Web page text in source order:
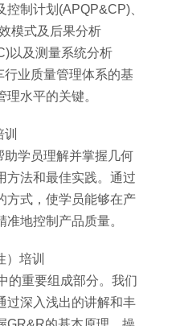
制计划(APQP&CP)、
模式及后果分析
以及测量系统分析
业质量管理体系的基
水平的关键。
学员理解并掌握几何
方法和最佳实践。通过
方式，使学员能够在产
地控制产品质量。
）培训
的重要组成部分。我们
过深入浅出的讲解和丰